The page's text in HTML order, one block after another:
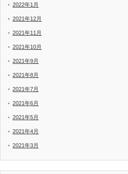
2022年1月
2021年12月
2021年11月
2021年10月
2021年9月
2021年8月
2021年7月
2021年6月
2021年5月
2021年4月
2021年3月